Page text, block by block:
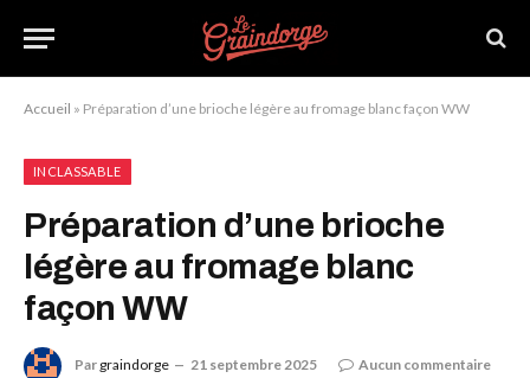
Accueil » Préparation d’une brioche légère au fromage blanc façon WW
INCLASSABLE
Préparation d’une brioche
légère au fromage blanc
façon WW
Par graindorge 21 septembre 2025
Aucun commentaire